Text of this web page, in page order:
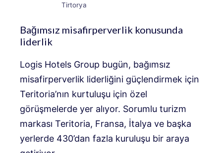
Tirtorya
Bağımsız misafirperverlik konusunda
liderlik
Logis Hotels Group bugün, bağımsız
misafirperverlik liderliğini güçlendirmek için
Teritoria’nın kurtuluşu için özel
görüşmelerde yer alıyor. Sorumlu turizm
markası Teritoria, Fransa, İtalya ve başka
yerlerde 430’dan fazla kuruluşu bir araya